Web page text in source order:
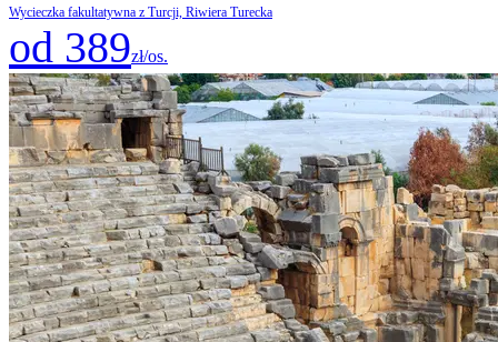
Wycieczka fakultatywna z Turcji, Riwiera Turecka
od 389zł/os.